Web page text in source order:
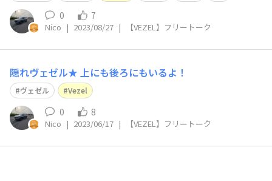
0 7
Nico | 2023/08/27 | 【VEZEL】フリートーク
隠れヴェゼル★ 上にも後ろにもいるよ！
ヴェゼル Vezel
0 8
Nico | 2023/06/17 | 【VEZEL】フリートーク